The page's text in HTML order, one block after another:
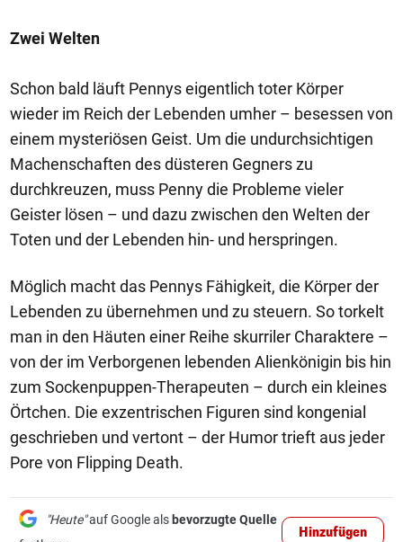
Zwei Welten
Schon bald läuft Pennys eigentlich toter Körper
wieder im Reich der Lebenden umher – besessen von
einem mysteriösen Geist. Um die undurchsichtigen
Machenschaften des düsteren Gegners zu
durchkreuzen, muss Penny die Probleme vieler
Geister lösen – und dazu zwischen den Welten der
Toten und der Lebenden hin- und herspringen.
Möglich macht das Pennys Fähigkeit, die Körper der
Lebenden zu übernehmen und zu steuern. So torkelt
man in den Häuten einer Reihe skurriler Charaktere –
von der im Verborgenen lebenden Alienkönigin bis hin
zum Sockenpuppen-Therapeuten – durch ein kleines
Örtchen. Die exzentrischen Figuren sind kongenial
geschrieben und vertont – der Humor trieft aus jeder
Pore von Flipping Death.
"Heute"auf Google als bevorzugte Quelle
Hinzufügen